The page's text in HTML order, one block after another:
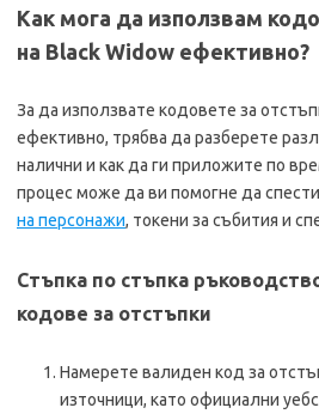
Как мога да използвам
на Black Widow ефективно?
За да използвате кодовете за
ефективно, трябва да разберете
налични и как да ги приложите по
процес може да ви помогне да
на персонажи, токени за събития и
Стъпка по стъпка
кодове за отстъпки
Намерете валиден код за
източници, като официални